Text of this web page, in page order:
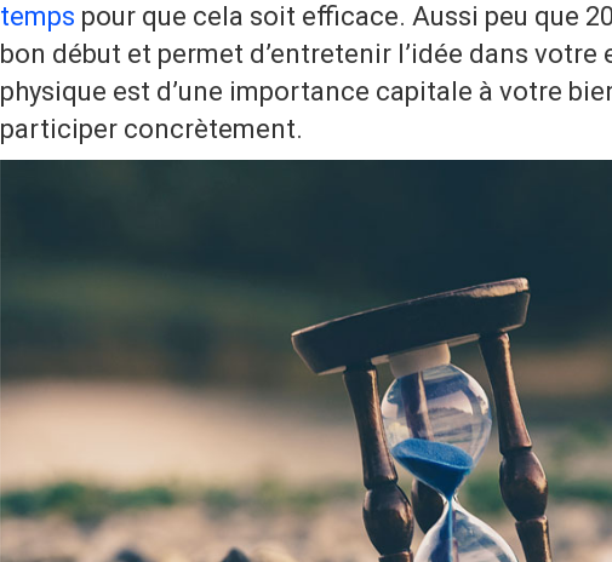
temps pour que cela soit efficace. Aussi peu que
bon début et permet d’entretenir l’idée dans votre
physique est d’une importance capitale à votre
participer concrètement.